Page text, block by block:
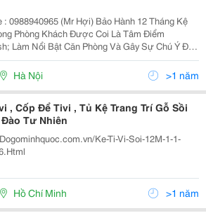
(Mr Hợi) Bảo Hành 12 Tháng Kệ
Phòng Khách Được Coi Là Tâm Điểm
Làm Nổi Bật Căn Phòng Và Gây Sự Chú Ý Đầu
Gia Chủ Cũng Như Khách Đến Nhà. Vì Vậy Kệ
Được Cẩn Trọng Khi Lựa Chọn Kiểu Dáng,
Hà Nội >1 năm
, Cốp Để Tivi , Tủ Kệ Trang Trí Gỗ Sồi
Tư Nhiên
Ke-Ti-Vi-Soi-12M-1-1-
Hồ Chí Minh >1 năm